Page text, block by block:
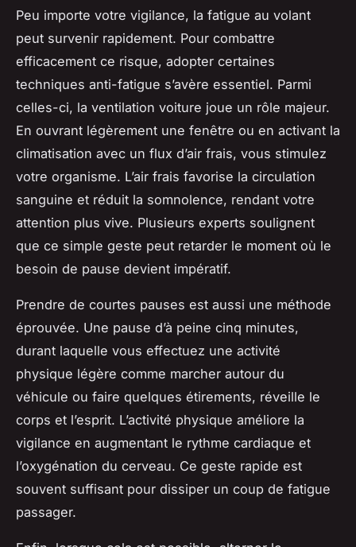
Peu importe votre vigilance, la fatigue au volant
peut survenir rapidement. Pour combattre
efficacement ce risque, adopter certaines
techniques anti-fatigue s’avère essentiel. Parmi
celles-ci, la ventilation voiture joue un rôle majeur.
En ouvrant légèrement une fenêtre ou en activant la
climatisation avec un flux d’air frais, vous stimulez
votre organisme. L’air frais favorise la circulation
sanguine et réduit la somnolence, rendant votre
attention plus vive. Plusieurs experts soulignent
que ce simple geste peut retarder le moment où le
besoin de pause devient impératif.
Prendre de courtes pauses est aussi une méthode
éprouvée. Une pause d’à peine cinq minutes,
durant laquelle vous effectuez une activité
physique légère comme marcher autour du
véhicule ou faire quelques étirements, réveille le
corps et l’esprit. L’activité physique améliore la
vigilance en augmentant le rythme cardiaque et
l’oxygénation du cerveau. Ce geste rapide est
souvent suffisant pour dissiper un coup de fatigue
passager.